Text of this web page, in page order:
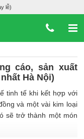
lễ)
cáo, sản xuất
Hà Nội)
tinh tế khi kết hợp với
và một vài kim loại
sẽ trở thành một món
hiệu cá nhân và đẳng